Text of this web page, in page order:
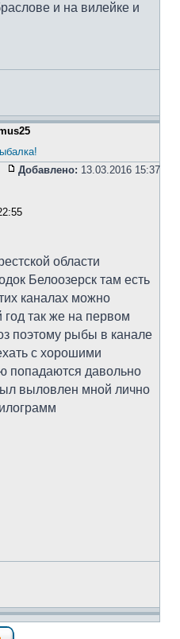
и на вилейке и
Добавлено: 13.03.2016 15:37
области
Белоозерск там есть
каналах можно
год так же на первом
поэтому рыбы в канале
с хорошими
попадаются давольно
выловлен мной лично